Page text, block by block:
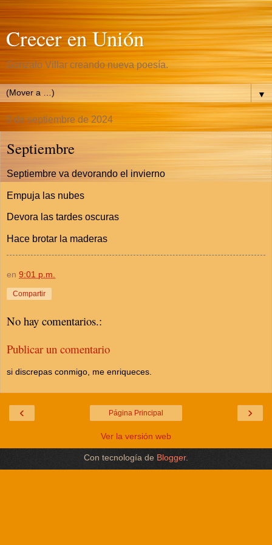
Crecer en Unión
Gonzalo Villar creando nueva poesía.
▼
9 de septiembre de 2024
Septiembre
Septiembre va devorando el invierno
Empuja las nubes
Devora las tardes oscuras
Hace brotar la maderas
en 9:01 p.m.
Compartir
No hay comentarios.:
Publicar un comentario
si discrepas conmigo, me enriqueces.
‹ ›
Página Principal
Ver la versión web
Con tecnología de Blogger.